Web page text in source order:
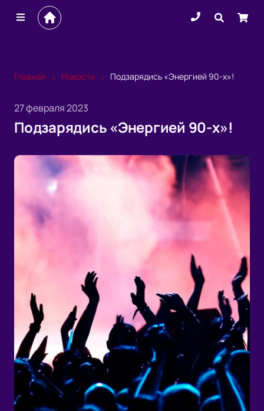
Главная Новости Подзарядись «Энергией 90-х»!
27 февраля 2023
Подзарядись «Энергией 90-х»!